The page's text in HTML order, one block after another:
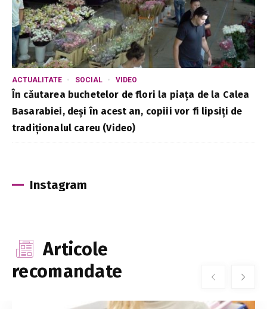
ACTUALITATE SOCIAL VIDEO
În căutarea buchetelor de flori la piața de la Calea
Basarabiei, deși în acest an, copiii vor fi lipsiți de
tradiționalul careu (Video)
Instagram
Articole
recomandate